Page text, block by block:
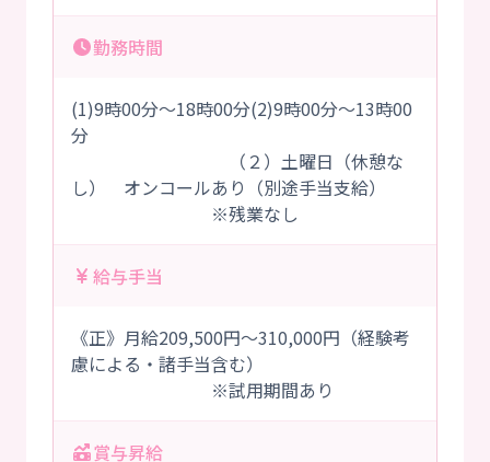
勤務時間
(1)9時00分～18時00分(2)9時00分～13時00
分
（２）土曜日（休憩な
し） オンコールあり（別途手当支給）
※残業なし
給与手当
《正》月給209,500円～310,000円（経験考
慮による・諸手当含む）
※試用期間あり
賞与昇給